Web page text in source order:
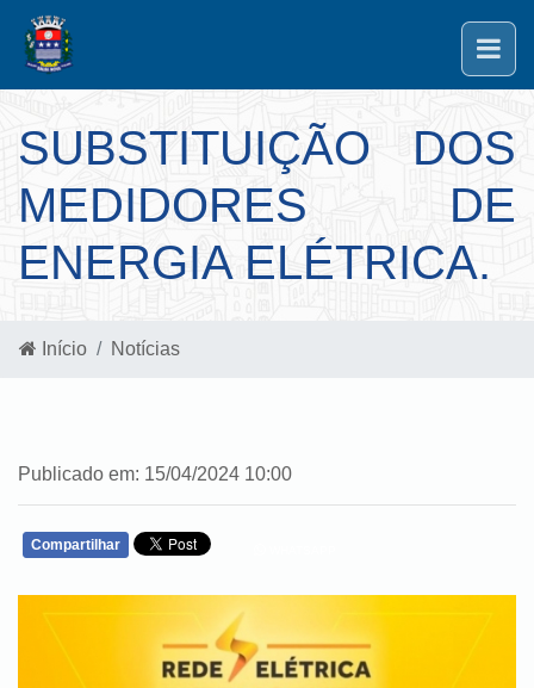
SUBSTITUIÇÃO DOS
MEDIDORES DE
ENERGIA ELÉTRICA.
Início Notícias
Publicado em: 15/04/2024 10:00
Compartilhar